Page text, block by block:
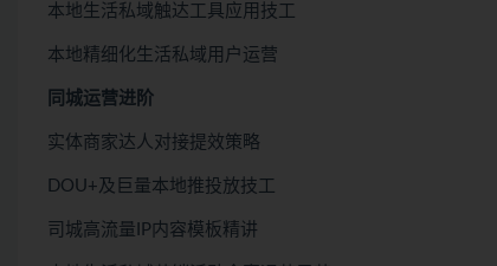
本地生活私域触达工具应用技工
本地精细化生活私域用户运营
同城运营进阶
实体商家达人对接提效策略
DOU+及巨量本地推投放技工
司城高流量IP内容模板精讲